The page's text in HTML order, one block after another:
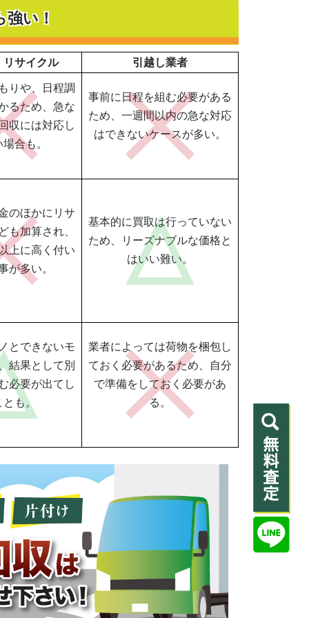
い！
サイクル
引越し業者
りや、日程調
るため、急な
収には対応し
合も。
事前に日程を組む必要がある
ため、一週間以内の急な対応
はできないケースが多い。
のほかにリサ
も加算され、
上に高く付い
が多い。
基本的に買取は行っていない
ため、リーズナブルな価格と
はいい難い。
とできないモ
結果として別
必要が出てし
も。
業者によっては荷物を梱包し
ておく必要があるため、自分
で準備をしておく必要があ
る。